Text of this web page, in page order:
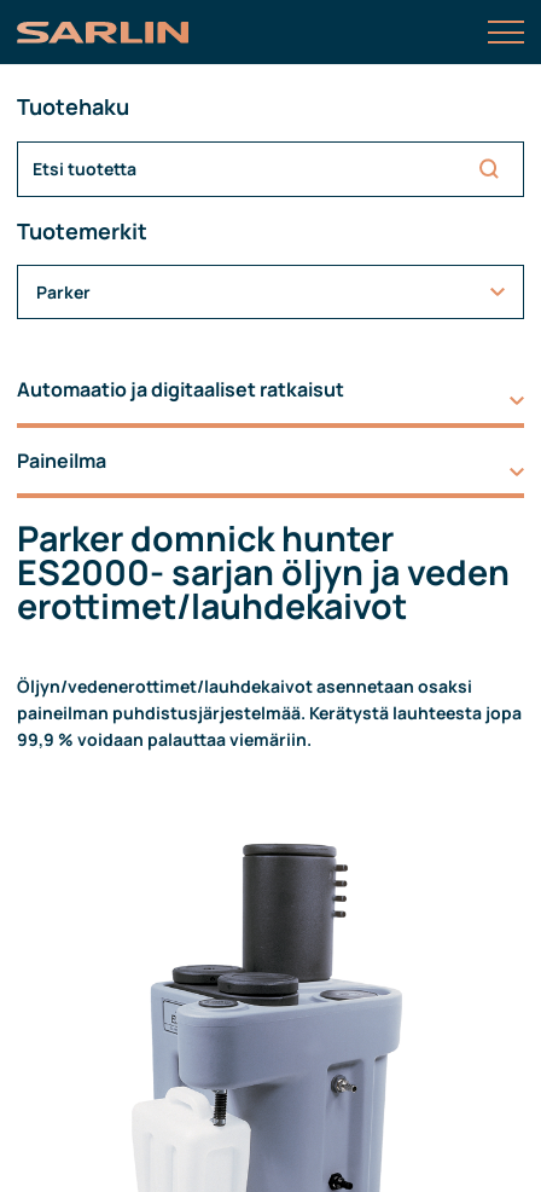
Tuotehaku
Tuotemerkit
Parker
Automaatio ja digitaaliset ratkaisut
Paineilma
Parker domnick hunter
ES2000- sarjan öljyn ja veden
erottimet/lauhdekaivot
Öljyn/vedenerottimet/lauhdekaivot asennetaan osaksi
paineilman puhdistusjärjestelmää. Kerätystä lauhteesta jopa
99,9 % voidaan palauttaa viemäriin.